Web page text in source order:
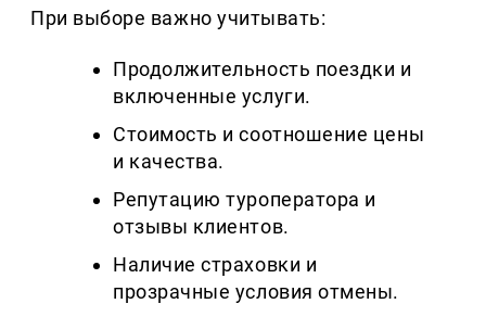
При выборе важно учитывать:
Продолжительность поездки и
включенные услуги.
Стоимость и соотношение цены
и качества.
Репутацию туроператора и
отзывы клиентов.
Наличие страховки и
прозрачные условия отмены.